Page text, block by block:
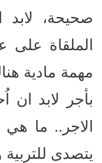
صحيحة،
الملقاة على
مهمة مادية
بأجر لابد ان
الاجر.. ما هي
يتصدى للتربية